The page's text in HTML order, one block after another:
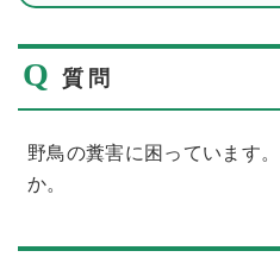
Q 質問
野鳥の糞害に困っています
か。